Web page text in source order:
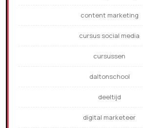
content marketing
cursus social media
cursussen
daltonschool
deeltijd
digital marketeer